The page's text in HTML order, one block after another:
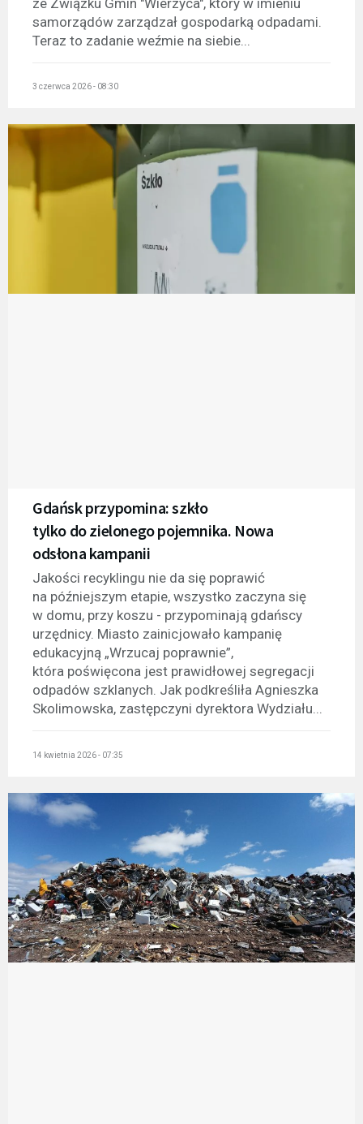
samorządów zarządzał gospodarką odpadami.
Teraz to zadanie weźmie na siebie...
3 czerwca 2026 - 08:30
Gdańsk przypomina: szkło
tylko do zielonego pojemnika. Nowa
odsłona kampanii
Jakości recyklingu nie da się poprawić
na późniejszym etapie, wszystko zaczyna się
w domu, przy koszu - przypominają gdańscy
urzędnicy. Miasto zainicjowało kampanię
edukacyjną „Wrzucaj poprawnie”,
która poświęcona jest prawidłowej segregacji
odpadów szklanych. Jak podkreśliła Agnieszka
Skolimowska, zastępczyni dyrektora Wydziału...
14 kwietnia 2026 - 07:35